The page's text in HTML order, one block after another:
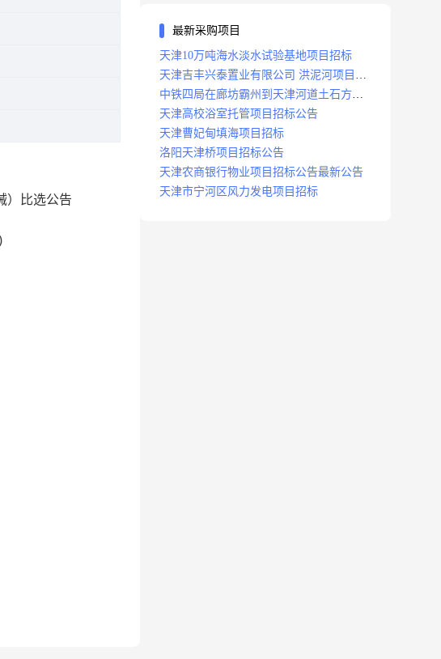
）比选公告
最新采购项目
天津10万吨海水淡水试验基地项目招标
天津吉丰兴泰置业有限公司 洪泥河项目招
标工程
中铁四局在廊坊霸州到天津河道土石方工
程项目招标
天津高校浴室托管项目招标公告
天津曹妃甸填海项目招标
洛阳天津桥项目招标公告
天津农商银行物业项目招标公告最新公告
天津市宁河区风力发电项目招标